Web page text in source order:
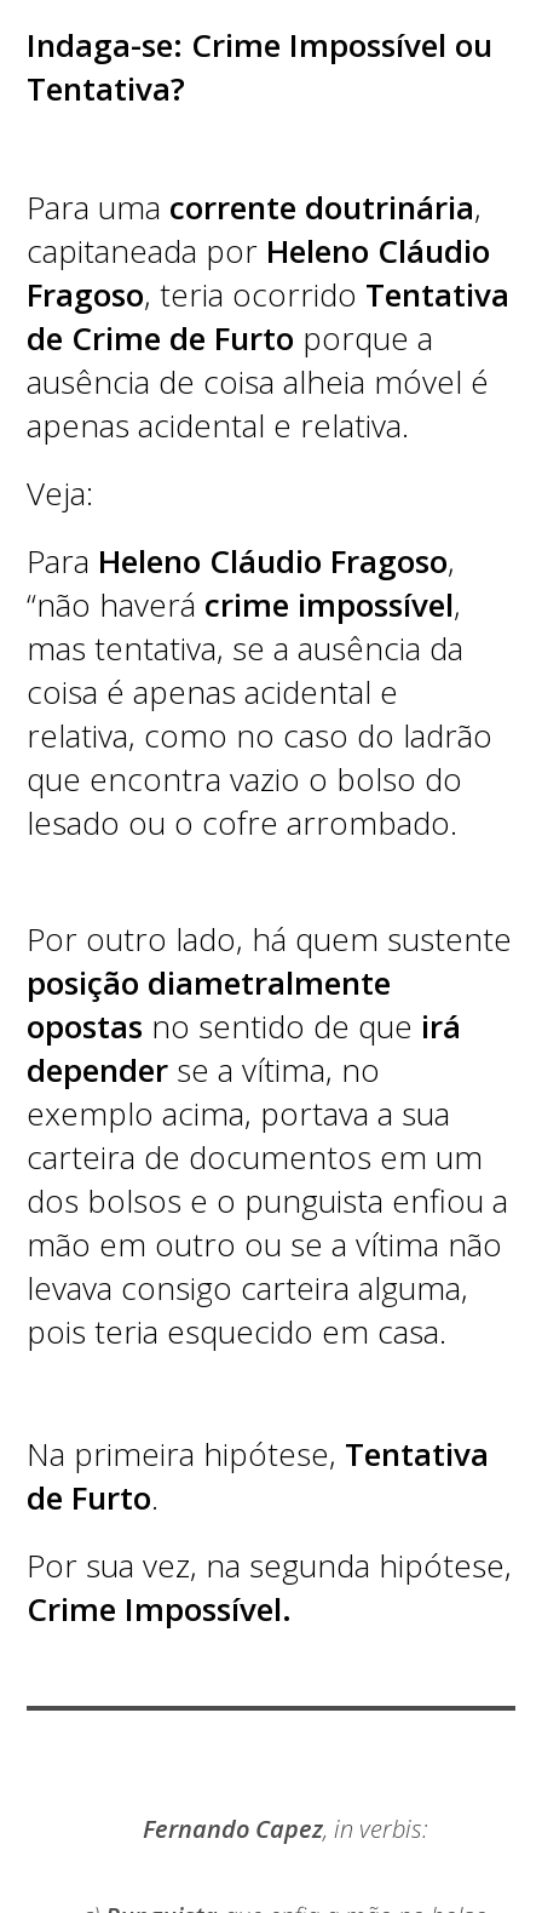
Indaga-se: Crime Impossível ou
Tentativa?
Para uma corrente doutrinária,
capitaneada por Heleno Cláudio
Fragoso, teria ocorrido Tentativa
de Crime de Furto porque a
ausência de coisa alheia móvel é
apenas acidental e relativa.
Veja:
Para Heleno Cláudio Fragoso,
“não haverá crime impossível,
mas tentativa, se a ausência da
coisa é apenas acidental e
relativa, como no caso do ladrão
que encontra vazio o bolso do
lesado ou o cofre arrombado.
Por outro lado, há quem sustente
posição diametralmente
opostas no sentido de que irá
depender se a vítima, no
exemplo acima, portava a sua
carteira de documentos em um
dos bolsos e o punguista enfiou a
mão em outro ou se a vítima não
levava consigo carteira alguma,
pois teria esquecido em casa.
Na primeira hipótese, Tentativa
de Furto.
Por sua vez, na segunda hipótese,
Crime Impossível.
Fernando Capez, in verbis: